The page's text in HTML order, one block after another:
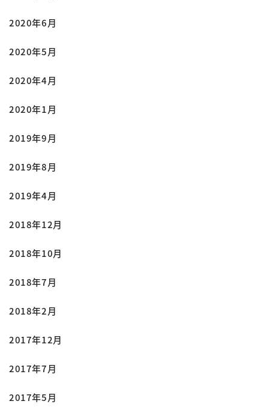
2020年6月
2020年5月
2020年4月
2020年1月
2019年9月
2019年8月
2019年4月
2018年12月
2018年10月
2018年7月
2018年2月
2017年12月
2017年7月
2017年5月